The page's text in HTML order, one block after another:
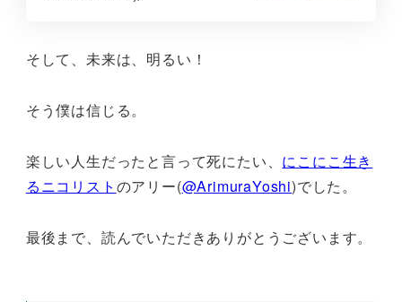
そして、未来は、明るい！
そう僕は信じる。
楽しい人生だったと言って死にたい、 にこにこ生き
るニコリスト のアリー(@ArimuraYoshi)でした。
最後まで、読んでいただきありがとうございます。